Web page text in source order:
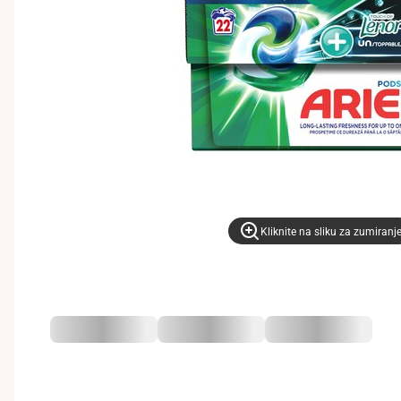
Kliknite na sliku za zumiranje